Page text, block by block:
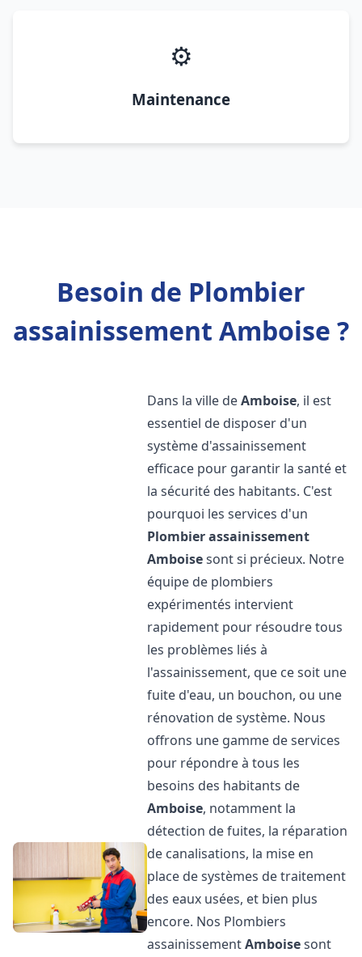
⚙️
Maintenance
Besoin de Plombier
assainissement Amboise ?
Dans la ville deAmboise, il est
essentiel de disposer d'un
système d'assainissement
efficace pour garantir la santé et
la sécurité des habitants. C'est
pourquoi les services d'un
Plombier assainissement
Amboisesont si précieux. Notre
équipe de plombiers
expérimentés intervient
rapidement pour résoudre tous
les problèmes liés à
l'assainissement, que ce soit une
fuite d'eau, un bouchon, ou une
rénovation de système. Nous
offrons une gamme de services
pour répondre à tous les
besoins des habitants de
Amboise, notamment la
détection de fuites, la réparation
de canalisations, la mise en
place de systèmes de traitement
des eaux usées, et bien plus
encore. Nos Plombiers
assainissementAmboisesont